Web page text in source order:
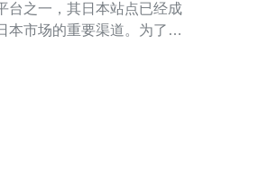
台之一，其日本站点已经成
本市场的重要渠道。为了进
中国商家提供了更便捷的